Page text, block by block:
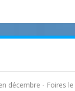
décembre - Foires